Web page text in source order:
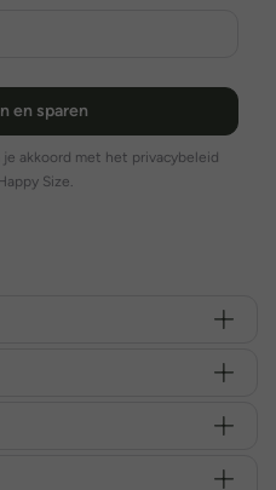
en sparen
akkoord met het privacybeleid
Size.